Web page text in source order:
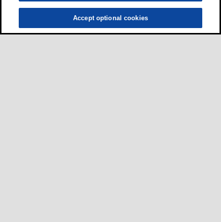
Accept optional cookies